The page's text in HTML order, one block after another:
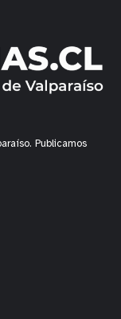
Publicamos